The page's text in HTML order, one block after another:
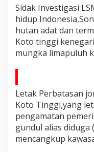
n
K
a
p
u
e
c
a
m
a
a
Sidak Investigasi
hidup
hutan adat dan
Koto tinggi
mungka limapuluh
Letak Perbatasan
Koto Tinggi,yang
pengamatan
gundul alias diduga
mencangkup